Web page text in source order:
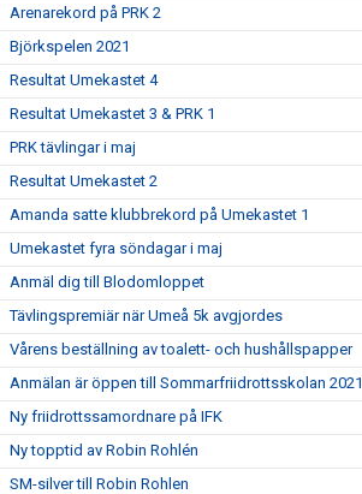
Arenarekord på PRK 2
Björkspelen 2021
Resultat Umekastet 4
Resultat Umekastet 3 & PRK 1
PRK tävlingar i maj
Resultat Umekastet 2
Amanda satte klubbrekord på Umekastet 1
Umekastet fyra söndagar i maj
Anmäl dig till Blodomloppet
Tävlingspremiär när Umeå 5k avgjordes
Vårens beställning av toalett- och hushållspapper
Anmälan är öppen till Sommarfriidrottsskolan 2021
Ny friidrottssamordnare på IFK
Ny topptid av Robin Rohlén
SM-silver till Robin Rohlen